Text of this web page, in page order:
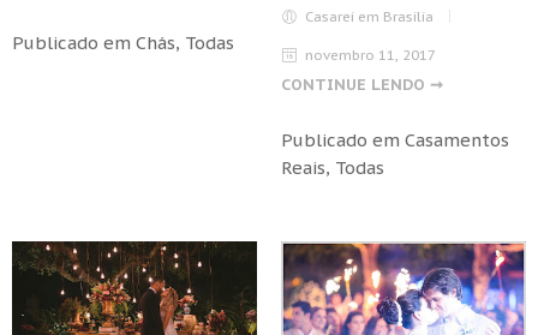
Publicado em Chás, Todas
Casarei em Brasilia
novembro 11, 2017
CONTINUE LENDO ➞
Publicado em Casamentos
Reais, Todas